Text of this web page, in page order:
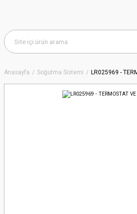
Anasayfa Soğutma Sistemi LR025969 -